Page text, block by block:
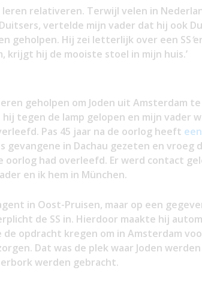
leren relativeren. Terwijl velen in
vertelde mijn vader dat hij ook
geholpen. Hij zei letterlijk over een SS
krijgt hij de mooiste stoel in mijn huis.’
geholpen om Joden uit Amsterdam
tegen de lamp gelopen en mijn vader
Pas 45 jaar na de oorlog heeft
gevangene in Dachau gezeten en vroeg
had overleefd. Er werd contact
en ik hem in München.
in Oost-Pruisen, maar op een
de SS in. Hierdoor maakte hij
opdracht kregen om in Amsterdam
Dat was de plek waar Joden
werden gebracht.